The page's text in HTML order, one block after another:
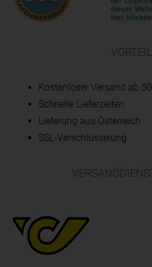
Kostenloser Versand ab
Schnelle Lieferzeiten
Lieferung aus Österreich
SSL-Verschlüsselung